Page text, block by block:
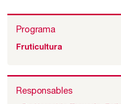
Programa
Fruticultura
Responsables